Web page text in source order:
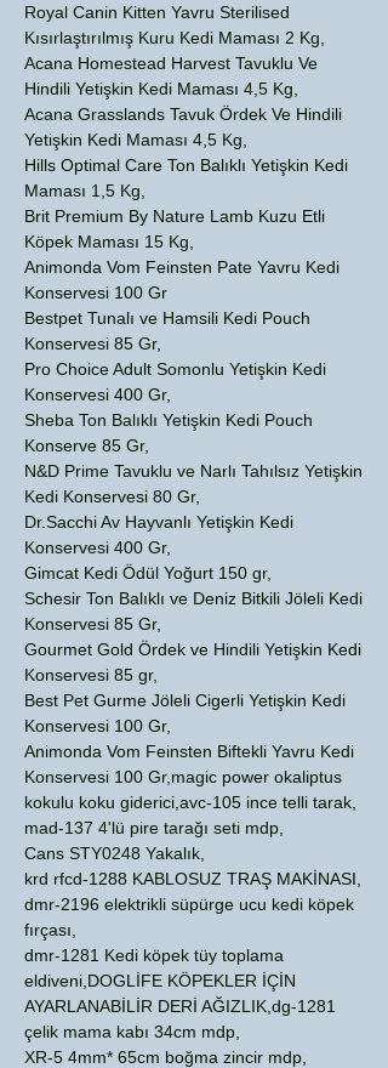
Royal Canin Kitten Yavru Sterilised
Kısırlaştırılmış Kuru Kedi Maması 2 Kg,
Acana Homestead Harvest Tavuklu Ve
Hindili Yetişkin Kedi Maması 4,5 Kg,
Acana Grasslands Tavuk Ördek Ve Hindili
Yetişkin Kedi Maması 4,5 Kg,
Hills Optimal Care Ton Balıklı Yetişkin Kedi
Maması 1,5 Kg,
Brit Premium By Nature Lamb Kuzu Etli
Köpek Maması 15 Kg,
Animonda Vom Feinsten Pate Yavru Kedi
Konservesi 100 Gr
Bestpet Tunalı ve Hamsili Kedi Pouch
Konservesi 85 Gr,
Pro Choice Adult Somonlu Yetişkin Kedi
Konservesi 400 Gr,
Sheba Ton Balıklı Yetişkin Kedi Pouch
Konserve 85 Gr,
N&D Prime Tavuklu ve Narlı Tahılsız Yetişkin
Kedi Konservesi 80 Gr,
Dr.Sacchi Av Hayvanlı Yetişkin Kedi
Konservesi 400 Gr,
Gimcat Kedi Ödül Yoğurt 150 gr,
Schesir Ton Balıklı ve Deniz Bitkili Jöleli Kedi
Konservesi 85 Gr,
Gourmet Gold Ördek ve Hindili Yetişkin Kedi
Konservesi 85 gr,
Best Pet Gurme Jöleli Cigerli Yetişkin Kedi
Konservesi 100 Gr,
Animonda Vom Feinsten Biftekli Yavru Kedi
Konservesi 100 Gr,magic power okaliptus
kokulu koku giderici,avc-105 ince telli tarak,
mad-137 4'lü pire tarağı seti mdp,
Cans STY0248 Yakalık,
krd rfcd-1288 KABLOSUZ TRAŞ MAKİNASI,
dmr-2196 elektrikli süpürge ucu kedi köpek
fırçası,
dmr-1281 Kedi köpek tüy toplama
eldiveni,DOGLİFE KÖPEKLER İÇİN
AYARLANABİLİR DERİ AĞIZLIK,dg-1281
çelik mama kabı 34cm mdp,
XR-5 4mm* 65cm boğma zincir mdp,